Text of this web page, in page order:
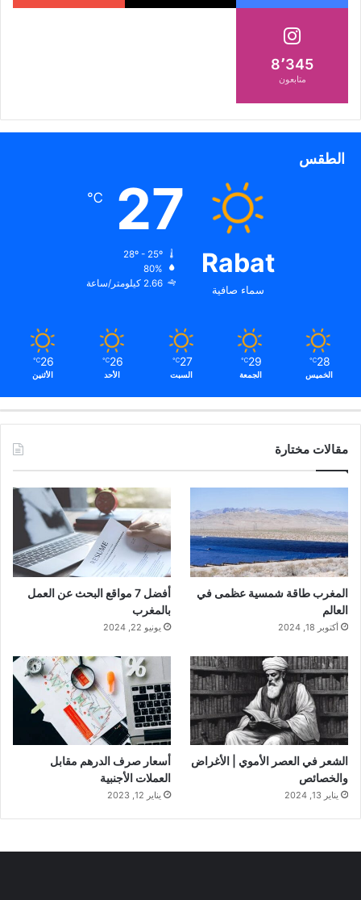
8٬345
متابعون
الطقس
Rabat
سماء صافية
27
℃
80%
2.66 كيلومتر/ساعة
28
℃
الخميس
29
℃
الجمعة
27
℃
السبت
26
℃
الأحد
26
℃
الأثنين
مقالات مختارة
المغرب طاقة شمسية عظمى في
العالم
أكتوبر 18, 2024
أفضل 7 مواقع البحث عن العمل
بالمغرب
يونيو 22, 2024
الشعر في العصر الأموي | الأغراض
والخصائص
يناير 13, 2024
أسعار صرف الدرهم مقابل
العملات الأجنبية
يناير 12, 2023